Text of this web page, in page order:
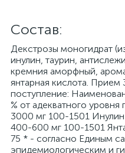
Cостав:
Декстрозы моногидрат
инулин, таурин,
кремния аморфный,
янтарная кислота. Прием
поступление:
% от адекватного
3000 мг 100-1501
400-600 мг 100-1501
75 * - согласно Единым
эпидемиологическим и